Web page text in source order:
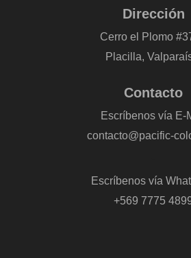
Dirección
Cerro el Plomo
Placilla,
Contacto
Escríbenos vía E-
contacto@pacific-
Escríbenos vía
+569 7775